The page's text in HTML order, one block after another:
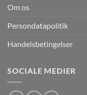
Om os
Persondatapolitik
Handelsbetingelser
SOCIALE MEDIER